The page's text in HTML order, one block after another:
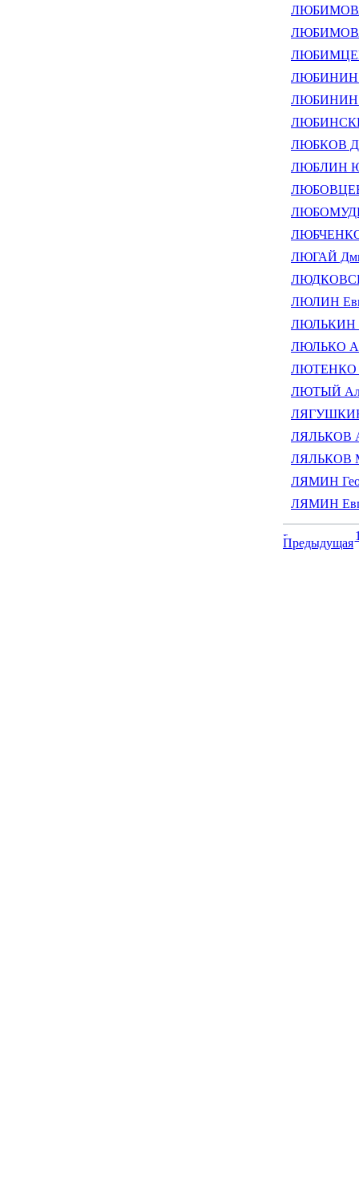
ЛЮБИМОВА
ЛЮБИМОВА
ЛЮБИНИН
ЛЮБИНИН
ЛЮБКОВ
ЛЮБЛИН
ЛЮБОВЦЕВ
ЛЮБЧЕНКО
ЛЮГАЙ
ЛЮЛИН
ЛЮЛЬКИН
ЛЮЛЬКО
ЛЮТЕНКО
ЛЮТЫЙ
ЛЯЛЬКОВ
ЛЯЛЬКОВ
ЛЯМИН
ЛЯМИН
Предыдущая